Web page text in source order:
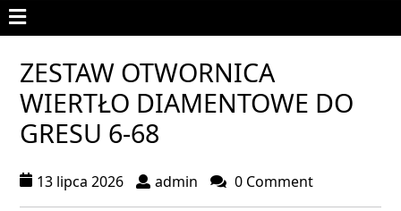
ZESTAW OTWORNICA
WIERTŁO DIAMENTOWE DO
GRESU 6-68
13 lipca 2026 admin 0 Comment